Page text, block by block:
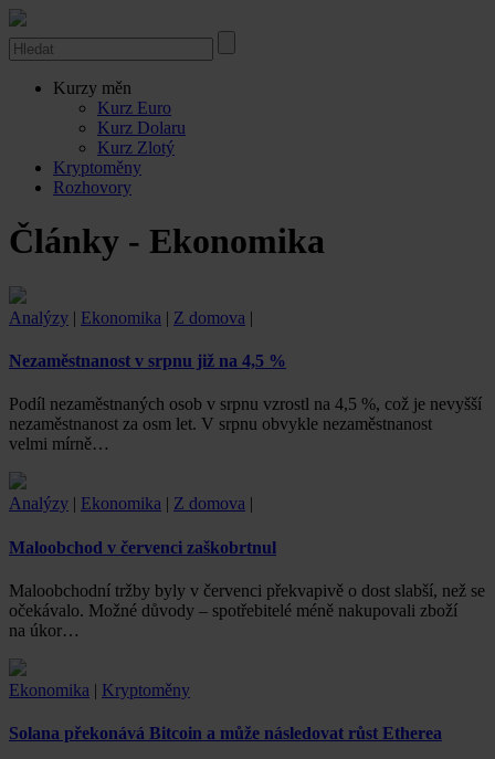
Kurzy měn
Kurz Euro
Kurz Dolaru
Kurz Zlotý
Kryptoměny
Rozhovory
Články - Ekonomika
Analýzy | Ekonomika | Z domova |
Nezaměstnanost v srpnu již na 4,5 %
Podíl nezaměstnaných osob v srpnu vzrostl na 4,5 %, což je nevyšší
nezaměstnanost za osm let. V srpnu obvykle nezaměstnanost
velmi mírně…
Analýzy | Ekonomika | Z domova |
Maloobchod v červenci zaškobrtnul
Maloobchodní tržby byly v červenci překvapivě o dost slabší, než se
očekávalo. Možné důvody – spotřebitelé méně nakupovali zboží
na úkor…
Ekonomika | Kryptoměny
Solana překonává Bitcoin a může následovat růst Etherea